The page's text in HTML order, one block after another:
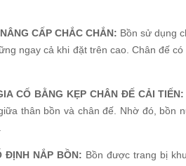
CẤP CHẮC CHẮN: Bồn sử dụng
ngay cả khi đặt trên cao. Chân đế
CỐ BẰNG KẸP CHÂN ĐẾ CẢI TIẾN:
thân bồn và chân đế. Nhờ đó, bồn
ĐỊNH NẮP BỒN: Bồn được trang bị